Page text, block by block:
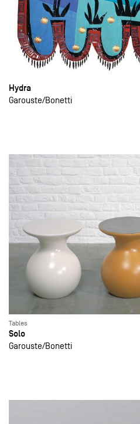
Hydra
Garouste Bonetti
Tables
Solo
Garouste Bonetti